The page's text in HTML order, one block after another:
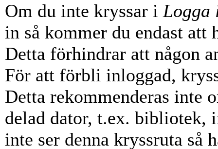
Om du inte kryssar i Logga
in så kommer du endast
Detta förhindrar att någon
För att förbli inloggad,
Detta rekommenderas inte
delad dator, t.ex. bibliotek,
inte ser denna kryssruta så